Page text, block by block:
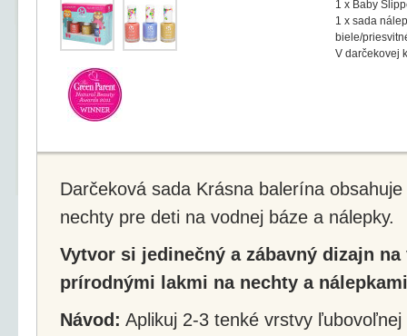
1 x Baby
1 x sada
biele/
V darčekovej
Darčeková sada Krásna balerína
nechty pre deti na vodnej báze a nálepky.
Vytvor si jedinečný a zábavný dizajn
prírodnými lakmi na nechty a
Návod: Aplikuj 2-3 tenké vrstvy